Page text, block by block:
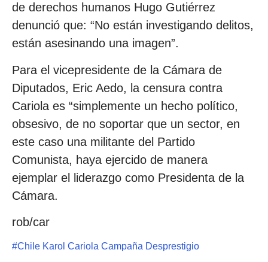
de derechos humanos Hugo Gutiérrez
denunció que: “No están investigando delitos,
están asesinando una imagen”.
Para el vicepresidente de la Cámara de
Diputados, Eric Aedo, la censura contra
Cariola es “simplemente un hecho político,
obsesivo, de no soportar que un sector, en
este caso una militante del Partido
Comunista, haya ejercido de manera
ejemplar el liderazgo como Presidenta de la
Cámara.
rob/car
#Chile Karol Cariola Campaña Desprestigio